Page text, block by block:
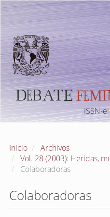
Navegación
principal
Contenido
principal
Barra
lateral
ISSN-
Inicio
Archivos
Vol. 28 (2003): Heridas,
Colaboradoras
Colaboradoras